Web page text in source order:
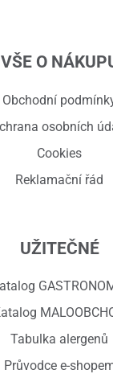
VŠE O
Obchodní
osobních
Cookies
Reklamační řád
UŽITEČNÉ
Tabulka alergenů
Průvodce e-